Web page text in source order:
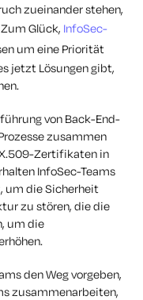
zueinander stehen,
Glück, InfoSec-
um eine Priorität
jetzt Lösungen gibt,
von Back-End-
zusammen
Zertifikaten in
InfoSec-Teams
um die Sicherheit
zu stören, die die
um die
den Weg vorgeben,
zusammenarbeiten,